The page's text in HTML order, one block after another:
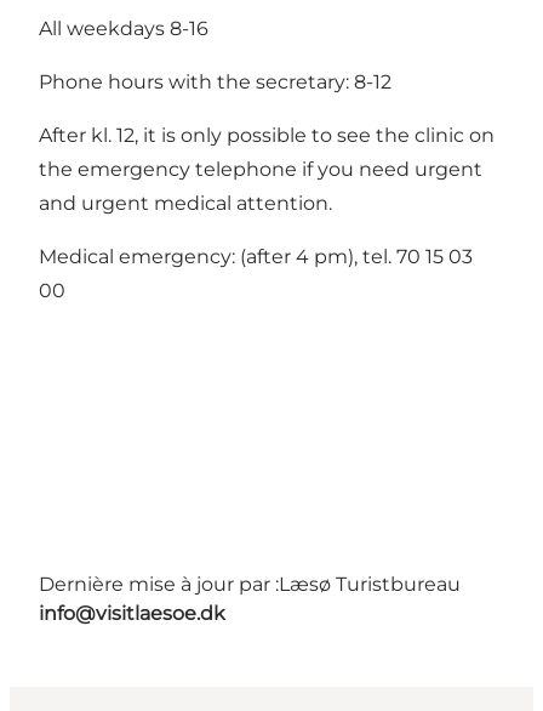
All weekdays 8-16
Phone hours with the secretary: 8-12
After kl. 12, it is only possible to see the clinic on
the emergency telephone if you need urgent
and urgent medical attention.
Medical emergency: (after 4 pm), tel. 70 15 03
00
Dernière mise à jour par :Læsø Turistbureau
info@visitlaesoe.dk